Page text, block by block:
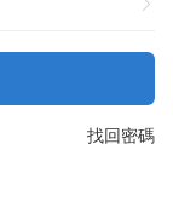
找回密碼